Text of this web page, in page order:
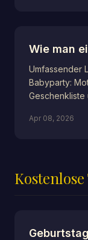
Wie man
Umfassender
Babyparty:
Geschenkliste
Apr 08, 2026
Kostenlose